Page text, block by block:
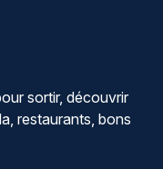
sortir, découvrir
restaurants, bons